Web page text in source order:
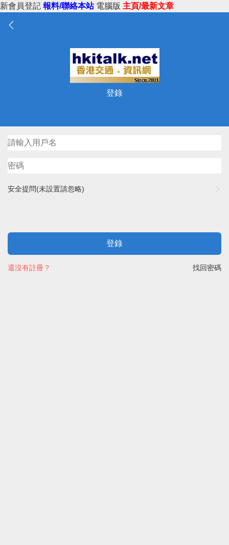
新會員登記 報料/聯絡本站 電腦版 主頁/最新文章
登錄
安全提問(未設置請忽略)
登錄
找回密碼
還沒有註冊？